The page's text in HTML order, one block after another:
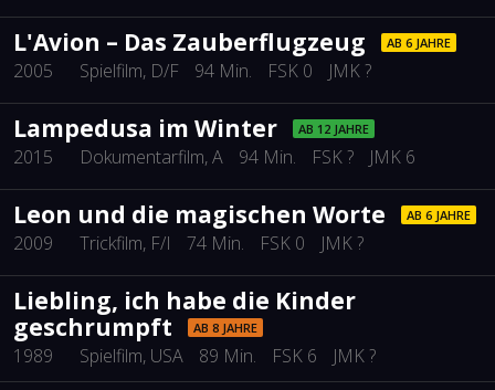
L'Avion – Das Zauberflugzeug AB 6 JAHRE
2005 Spielfilm, D/F 94 Min. FSK 0 JMK ?
Lampedusa im Winter AB 12 JAHRE
2015 Dokumentarfilm, A 94 Min. FSK ? JMK 6
Leon und die magischen Worte AB 6 JAHRE
2009 Trickfilm, F/I 74 Min. FSK 0 JMK ?
Liebling, ich habe die Kinder
geschrumpft
AB 8 JAHRE
1989 Spielfilm, USA 89 Min. FSK 6 JMK ?